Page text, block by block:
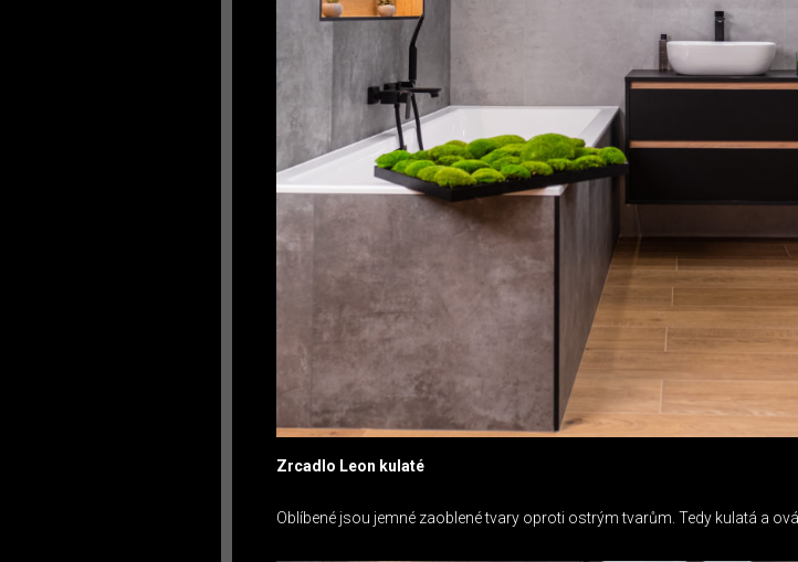
Zrcadlo Leon kulaté
Oblíbené jsou jemné zaoblené tvary oproti ostrým tvarům. Tedy kulatá a